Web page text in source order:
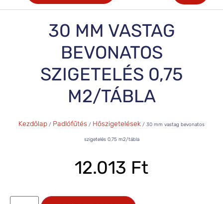
30 MM VASTAG
BEVONATOS
SZIGETELÉS 0,75
M2/TÁBLA
Kezdőlap / Padlófűtés / Hőszigetelések / 30 mm vastag bevonatos
szigetelés 0,75 m2/tábla
12.013 Ft